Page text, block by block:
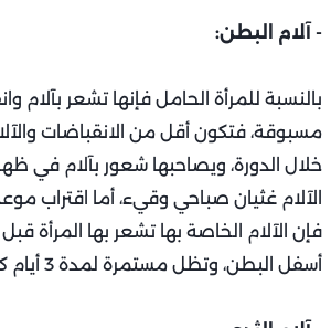
- آلام البطن:
بالنسبة للمرأة الحامل فإنها تشعر بآلام
مسبوقة، فتكون أقل من الانقباضات
خلال الدورة، ويصاحبها شعور بآلام في
الآلام غثيان صباحي وقيء، أما اقتراب
فإن الآلام الخاصة بها تشعر بها المرأة
أسفل البطن، وتظل مستمرة لمدة 3 أيام كحد أقصى.